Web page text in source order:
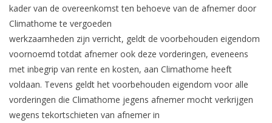
kader van de overeenkomst ten behoeve van de afnemer door
Climathome te vergoeden
werkzaamheden zijn verricht, geldt de voorbehouden eigendom
voornoemd totdat afnemer ook deze vorderingen, eveneens
met inbegrip van rente en kosten, aan Climathome heeft
voldaan. Tevens geldt het voorbehouden eigendom voor alle
vorderingen die Climathome jegens afnemer mocht verkrijgen
wegens tekortschieten van afnemer in